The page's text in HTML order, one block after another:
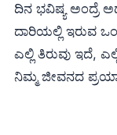
ದಿನ ಭವಿಷ್ಯ ಅಂದ್ರೆ
ದಾರಿಯಲ್ಲಿ ಇರುವ
ಎಲ್ಲಿ ತಿರುವು ಇದೆ,
ನಿಮ್ಮ ಜೀವನದ